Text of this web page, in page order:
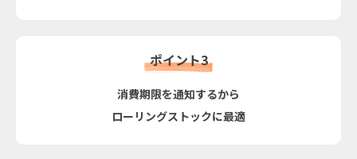
ポイント3
消費期限を通知するから
ローリングストックに最適